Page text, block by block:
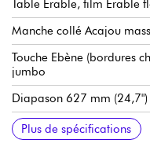
Table Erable, film Erable
Manche collé Acajou
Touche Ebène (bordures
jumbo
Diapason 627 mm (24,7")
Radius 30.48 cm / 12"
Largeur manche au sillet
Micros simple bobinage
Volume par micro
Tonalité par micro
Sélecteur micros 3-positions
Chevalet Sire Tune-O-Matic
Cordier Sire Stop Bar
Mécaniques Sire Premium
Finition brillant
Plus de spécifications